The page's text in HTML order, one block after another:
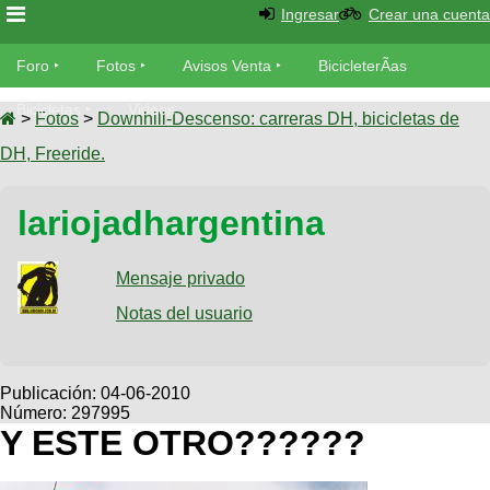
Foro
Foro
TÃ©cnica
Fotos
tu foto
Galeria
XC
Viajes
Descenso
SUBÃ
tu
Buscar
Ultimos
Fotos
BicicleterÃ­
as
Bicicletas
Tandem
Videos
Cicloturismo
Ingresar Crear una cuenta
Foro Fotos Avisos Venta BicicleterÃ­as
Bicicletas Videos
> Fotos > Downhill-Descenso: carreras DH, bicicletas de
DH, Freeride.
lariojadhargentina
Mensaje privado
Notas del usuario
Publicación: 04-06-2010
Número: 297995
Y ESTE OTRO??????